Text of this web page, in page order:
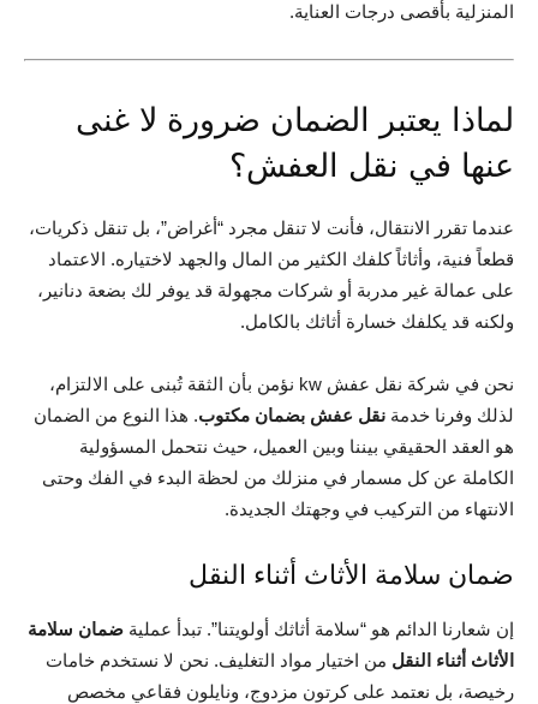
المنزلية بأقصى درجات العناية.
لماذا يعتبر الضمان ضرورة لا غنى
عنها في نقل العفش؟
عندما تقرر الانتقال، فأنت لا تنقل مجرد “أغراض”، بل تنقل ذكريات،
قطعاً فنية، وأثاثاً كلفك الكثير من المال والجهد لاختياره. الاعتماد
على عمالة غير مدربة أو شركات مجهولة قد يوفر لك بضعة دنانير،
ولكنه قد يكلفك خسارة أثاثك بالكامل.
نحن في شركة نقل عفش kw نؤمن بأن الثقة تُبنى على الالتزام،
لذلك وفرنا خدمة نقل عفش بضمان مكتوب. هذا النوع من الضمان
هو العقد الحقيقي بيننا وبين العميل، حيث نتحمل المسؤولية
الكاملة عن كل مسمار في منزلك من لحظة البدء في الفك وحتى
الانتهاء من التركيب في وجهتك الجديدة.
ضمان سلامة الأثاث أثناء النقل
إن شعارنا الدائم هو “سلامة أثاثك أولويتنا”. تبدأ عملية ضمان سلامة
الأثاث أثناء النقل من اختيار مواد التغليف. نحن لا نستخدم خامات
رخيصة، بل نعتمد على كرتون مزدوج، ونايلون فقاعي مخصص